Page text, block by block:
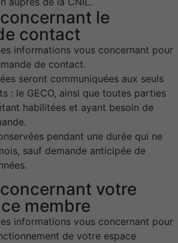
le
contact
informations vous concernant pour
de contact.
seront communiquées aux seuls
: le GECO, ainsi que toutes parties
habilitées et ayant besoin de
pendant une durée qui ne
sauf demande anticipée de
votre
membre
informations vous concernant pour
de votre espace